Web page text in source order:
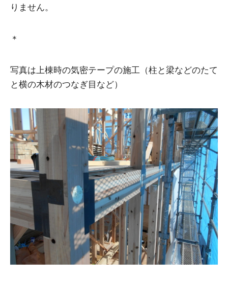
りません。
＊
写真は上棟時の気密テープの施工（柱と梁などのたて
と横の木材のつなぎ目など）